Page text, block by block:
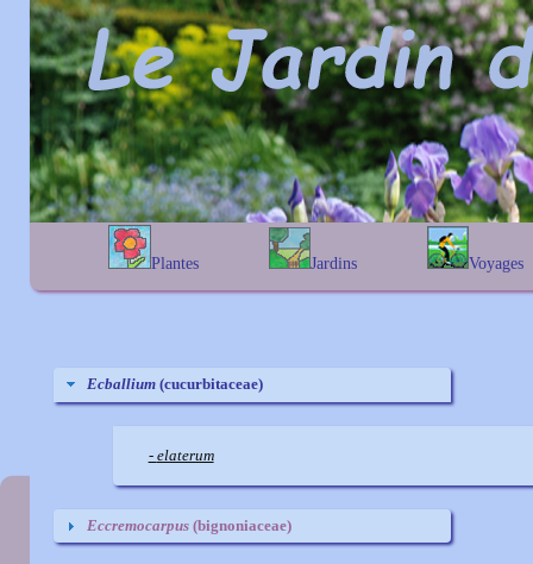
Plantes
A B C D
E
R
T
U
V W X
Y
Jardins
alphabétique
Voyages
En Belgique
D
Ecballium (cucurbitaceae)
- elaterum
Eccremocarpus(bignoniaceae)